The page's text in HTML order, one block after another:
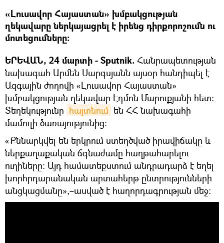
«Լուսավոր Հայաստան» խմբակցության
ղեկավարը ներկայացրել է իրենց դիրքորոշումն ու
մոտեցումները։
ԵՐԵՎԱՆ, 24 մարտի - Sputnik. Հանրապետության
նախագահ Արմեն Սարգսյանն այսօր հանդիպել է
Ազգային ժողովի «Լուսավոր Հայաստան»
խմբակցության ղեկավար Էդմոն Մարուքյանի հետ:
Տեղեկությունը հայտնում են ՀՀ նախագահի
մամուլի ծառայությունից։
«Քննարկվել են երկրում ստեղծված իրավիճակը և
ներքաղաքական ճգնաժամը հաղթահարելու
ուղիները: Այդ համատեքստում անդրադարձ է եղել
խորհրդարանական արտահերթ ընտրությունների
անցկացմանը»,–ասված է հաղորդագրության մեջ: